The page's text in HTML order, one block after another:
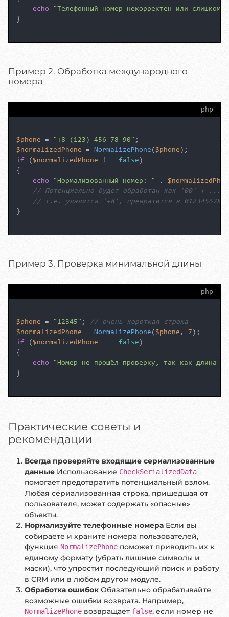
echo
"Телефонный номер некорректен или слишком
}
Пример 2. Обработка международного
номера
php
$phone = "+8 (123) 456-78-90"
$normalizedPhone = NormalizePhone ( $phone
if ( $normalizedPhone !== false )
{
echo
"Нормализованный номер: " .
// Потенциально будет обработан как '00' + ...,
// т.е. удалится '+8', превратится в
}
Пример 3. Проверка минимальной длины
php
$phone = "12345" ; // очень короткая строка
$normalizedPhone = NormalizePhone ( $phone , 7
if ( $normalizedPhone === false )
{
echo
"Номер не прошёл проверку, так как длина
}
Практические советы и
рекомендации
Всегда проверяйте входящие сериализованные
данные Использование CheckSerializedData
помогает предотвратить потенциальный взлом.
Любая сериализованная строка, пришедшая от
пользователя, может содержать «опасные»
объекты.
Нормализуйте телефонные номера Если вы
собираете и храните номера пользователей,
функция NormalizePhone поможет приводить их к
единому формату (убрать лишние символы и
маски), что упростит последующий поиск и работу
в CRM или в любом другом модуле.
Обработка ошибок Обязательно обрабатывайте
возможные ошибки возврата. Например,
NormalizePhone возвращает false, если номер не